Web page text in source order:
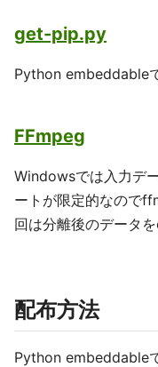
get-pip.py
Python embeddable
FFmpeg
Windowsでは入力デ
ートが限定的なので
回は分離後のデータ
配布方法
Python embeddable